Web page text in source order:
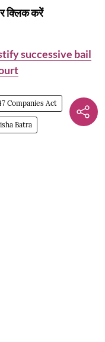
क्लिक करें
successive bail
Companies Act
Batra